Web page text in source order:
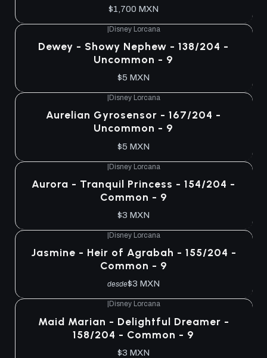
$1,700 MXN
|Disney Lorcana
Dewey - Showy Nephew - 138/204 -
Uncommon - 9
$5 MXN
Disney Lorcana
Aurelian Gyrosensor - 167/204 -
Uncommon - 9
$5 MXN
|Disney Lorcana
Aurora - Tranquil Princess - 154/204 -
Common - 9
$3 MXN
Disney Lorcana
Jasmine - Heir of Agrabah - 155/204 -
Common - 9
desde$3 MXN
Disney Lorcana
Maid Marian - Delightful Dreamer -
158/204 - Common - 9
$3 MXN